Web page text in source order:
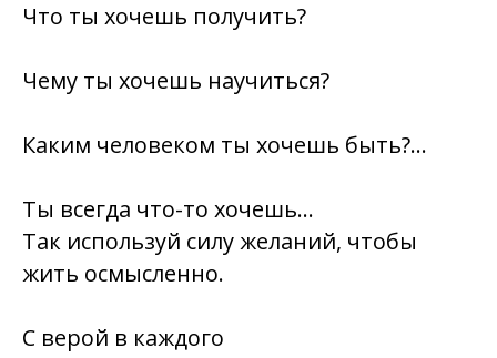
Что ты хочешь получить?
Чему ты хочешь научиться?
Каким человеком ты хочешь быть?…
Ты всегда что-то хочешь…
Так используй силу желаний, чтобы
жить осмысленно.
С верой в каждого